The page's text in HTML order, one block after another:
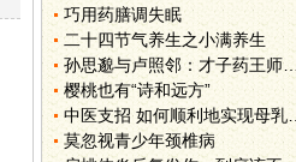
巧用药膳调失眠
二十四节气养生之小满养生
孙思邈与卢照邻：才子药王师生缘
樱桃也有“诗和远方”
中医支招 如何顺利地实现母乳喂养
莫忽视青少年颈椎病